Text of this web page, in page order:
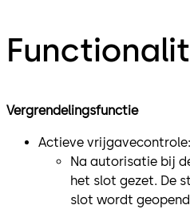
Vergrendelingsfunctie
Actieve vrijgavecontrole:
Na autorisatie bij
het slot gezet. De
slot wordt